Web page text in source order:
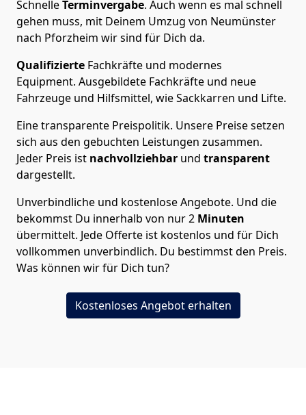
SchnelleTerminvergabe. Auch wenn es mal schnell
gehen muss, mit Deinem Umzug von Neumünster
nach Pforzheim wir sind für Dich da.
Qualifizierte Fachkräfte und modernes
Equipment. Ausgebildete Fachkräfte und neue
Fahrzeuge und Hilfsmittel, wie Sackkarren und Lifte.
Eine transparente Preispolitik. Unsere Preise setzen
sich aus den gebuchten Leistungen zusammen.
Jeder Preis ist nachvollziehbar und transparent
dargestellt.
Unverbindliche und kostenlose Angebote. Und die
bekommst Du innerhalb von nur2 Minuten
übermittelt. Jede Offerte ist kostenlos und für Dich
vollkommen unverbindlich. Du bestimmst den Preis.
Was können wir für Dich tun?
Kostenloses Angebot erhalten